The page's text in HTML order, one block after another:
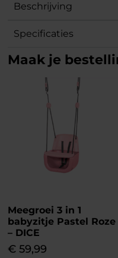
Beschrijving
Specificaties
Maak je
Meegroei 3 in 1
babyzitje Pastel Roze
– DICE
€ 59,99